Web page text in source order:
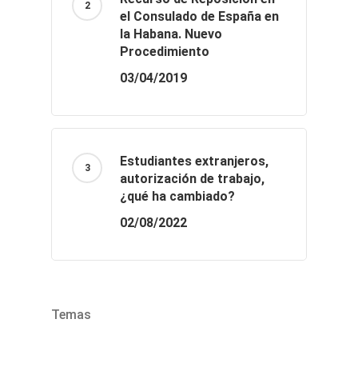
03/04/2019
¿qué ha cambiado?
02/08/2022
Categorías